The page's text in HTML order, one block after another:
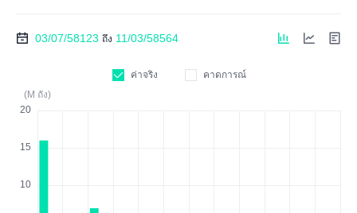
03/07/58123 ถึง 11/03/58564
ค่าจริง
คาดการณ์
(M ถัง)